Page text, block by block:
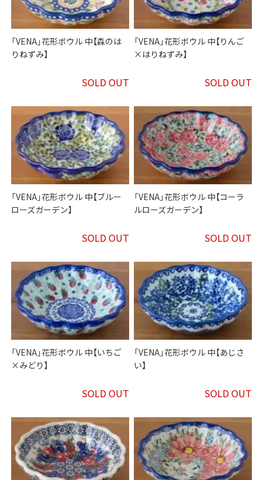
「VENA」花形ボウル 中【森のは
りねずみ】
SOLD OUT
「VENA」花形ボウル 中【りんご
×はりねずみ】
SOLD OUT
「VENA」花形ボウル 中【ブルー
ローズガーデン】
SOLD OUT
「VENA」花形ボウル 中【コーラ
ルローズガーデン】
SOLD OUT
「VENA」花形ボウル 中【いちご
×みどり】
SOLD OUT
「VENA」花形ボウル 中【あじさ
い】
SOLD OUT